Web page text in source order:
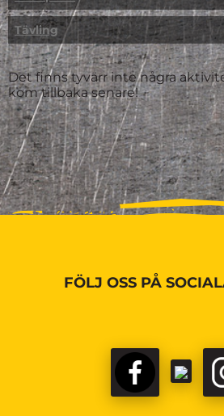
Tävling
Det finns tyvärr inte några
kom tillbaka senare!
FÖLJ OSS PÅ